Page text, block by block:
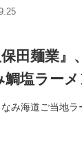
田麺業』
塩ラーメ
み海道ご当地ラ